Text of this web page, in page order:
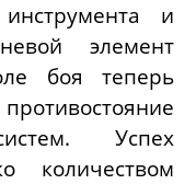
и
элемент
боя теперь
Успех
количеством